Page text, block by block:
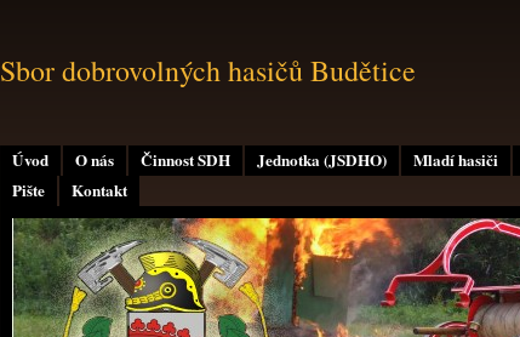
Úvod O nás Činnost SDH Jednotka (JSDHO) Mladí hasiči
Pište
Kontakt
Sbor dobrovolných hasičů Budětice